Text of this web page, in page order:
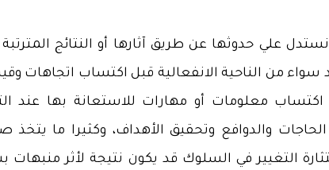
علي حدوثها عن طريق آثارها أو النتائج
سواء من الناحية الانفعالية قبل اكتساب اتجاهات
اكتساب معلومات أو مهارات للاستعانة بها عند
والدوافع وتحقيق الأهداف، وكثيرا ما
التغيير في السلوك قد يكون نتيجة لأثر